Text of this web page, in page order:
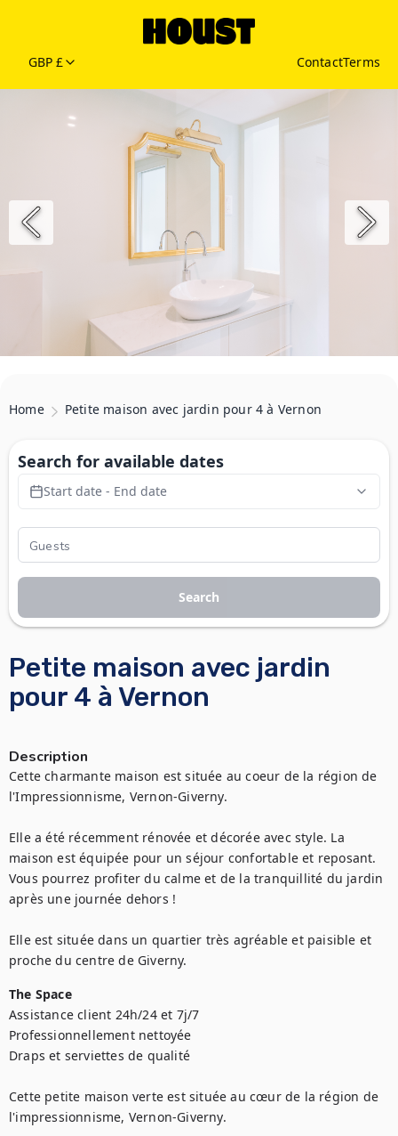
GBP £ ContactTerms
Home Petite maison avec jardin pour 4 à Vernon
Petite maison avec jardin
pour 4 à Vernon
Description
Cette charmante maison est située au coeur de la région de
l'Impressionnisme, Vernon-Giverny.
Elle a été récemment rénovée et décorée avec style. La
maison est équipée pour un séjour confortable et reposant.
Vous pourrez profiter du calme et de la tranquillité du jardin
après une journée dehors !
Elle est située dans un quartier très agréable et paisible et
proche du centre de Giverny.
The Space
Assistance client 24h/24 et 7j/7
Professionnellement nettoyée
Draps et serviettes de qualité
Cette petite maison verte est située au cœur de la région de
l'impressionnisme, Vernon-Giverny.
Search for available dates
Start date - End date
Search